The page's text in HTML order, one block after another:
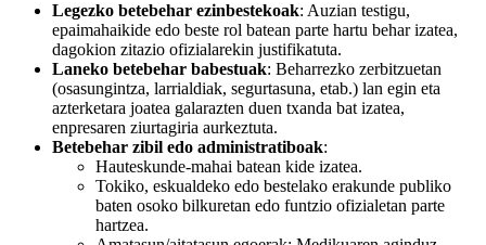
Legezko betebehar ezinbestekoak: Auzian testigu,
epaimahaikide edo beste rol batean parte hartu behar izatea,
dagokion zitazio ofizialarekin justifikatuta.
Laneko betebehar babestuak: Beharrezko zerbitzuetan
(osasungintza, larrialdiak, segurtasuna, etab.) lan egin eta
azterketara joatea galarazten duen txanda bat izatea,
enpresaren ziurtagiria aurkeztuta.
Betebehar zibil edo administratiboak:
Hauteskunde-mahai batean kide izatea.
Tokiko, eskualdeko edo bestelako erakunde publiko
baten osoko bilkuretan edo funtzio ofizialetan parte
hartzea.